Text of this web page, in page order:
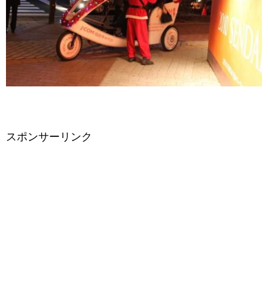
スポンサーリンク